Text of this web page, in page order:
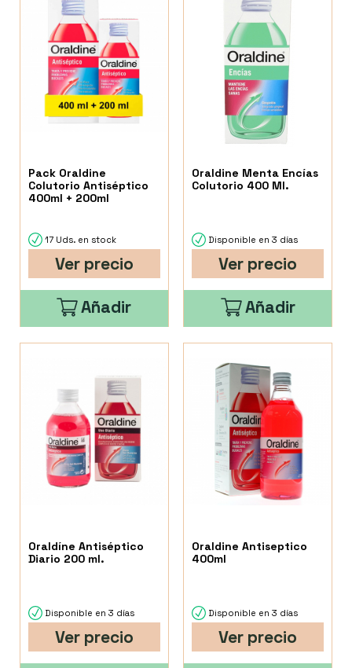
Pack Oraldine
Colutorio Antiséptico
400ml + 200ml
17 Uds. en stock
Ver precio
Añadir
Oraldine Menta Encías
Colutorio 400 Ml.
Disponible en 3 días
Ver precio
Añadir
Oraldíne Antiséptico
Diario 200 ml.
Disponible en 3 días
Ver precio
Oraldine Antiseptico
400ml
Disponible en 3 días
Ver precio